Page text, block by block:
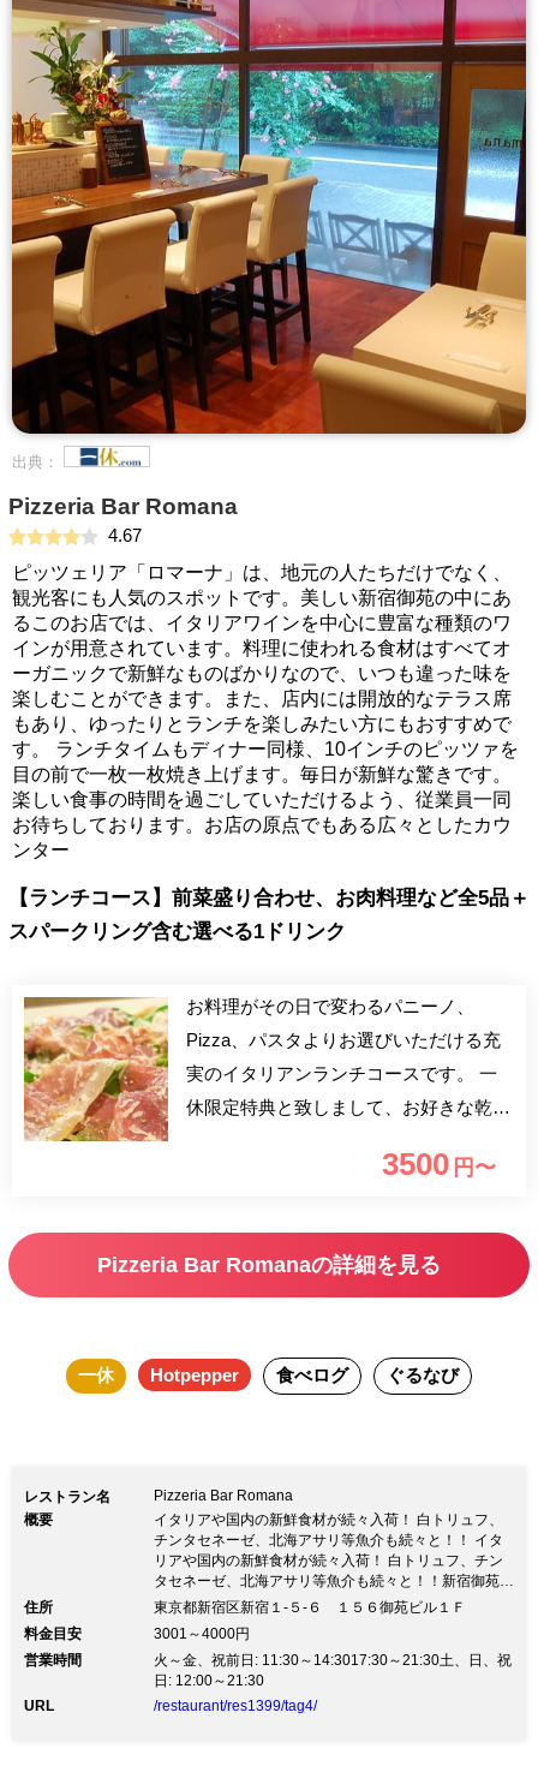
出典：
Pizzeria Bar Romana
4.67
ピッツェリア「ロマーナ」は、地元の人たちだけでなく、
観光客にも人気のスポットです。美しい新宿御苑の中にあ
るこのお店では、イタリアワインを中心に豊富な種類のワ
インが用意されています。料理に使われる食材はすべてオ
ーガニックで新鮮なものばかりなので、いつも違った味を
楽しむことができます。また、店内には開放的なテラス席
もあり、ゆったりとランチを楽しみたい方にもおすすめで
す。 ランチタイムもディナー同様、10インチのピッツァを
目の前で一枚一枚焼き上げます。毎日が新鮮な驚きです。
楽しい食事の時間を過ごしていただけるよう、従業員一同
お待ちしております。お店の原点でもある広々としたカウ
ンター
【ランチコース】前菜盛り合わせ、お肉料理など全5品＋
スパークリング含む選べる1ドリンク
お料理がその日で変わるパニーノ、
Pizza、パスタよりお選びいただける充
実のイタリアンランチコースです。 一
休限定特典と致しまして、お好きな乾杯
人との気軽なランチや、家族でのお食事
3500 円〜
Pizzeria Bar Romanaの詳細を見る
一休 Hotpepper 食べログ ぐるなび
レストラン名
Pizzeria Bar Romana
概要
イタリアや国内の新鮮食材が続々入荷！ 白トリュフ、
チンタセネーゼ、北海アサリ等魚介も続々と！！ イタ
リアや国内の新鮮食材が続々入荷！ 白トリュフ、チン
タセネーゼ、北海アサリ等魚介も続々と！！新宿御苑の
脇に静かに佇むイタリアンレストラン・ロマーナ 御苑
全国から取り寄せ美味しいイタリア料理へと!! PIZZAは
イタリア産の拘りの小麦粉を使用しローマ直伝のピッツ
ァを目の前で一枚ずつ焼きあげます グラスワインも北
～南までイタリア産を約１０種類、オーガニックワイン
住所
東京都新宿区新宿１‐５‐６ １５６御苑ビル１Ｆ
料金目安
3001～4000円
営業時間
火～金、祝前日: 11:30～14:3017:30～21:30土、日、祝
日: 12:00～21:30
URL
/restaurant/res1399/tag4/